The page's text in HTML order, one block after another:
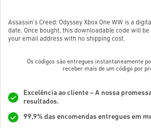
Assassin's Creed: Odyssey Xbox One WW is a
date. Once bought, this downloadable code will
your email address with no shipping cost.
Os códigos são entregues instantaneamente
receber mais de um código por
Excelência ao cliente – A nossa
resultados.
99,9% das encomendas entregues em